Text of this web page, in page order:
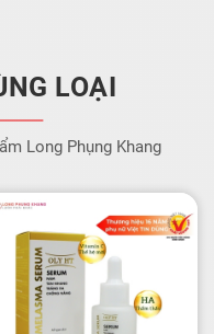
LOẠI
Long Phụng Khang